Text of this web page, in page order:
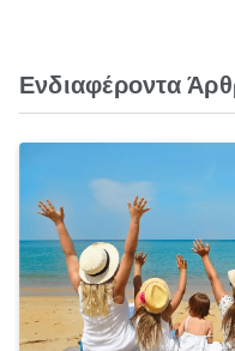
Ενδιαφέροντα